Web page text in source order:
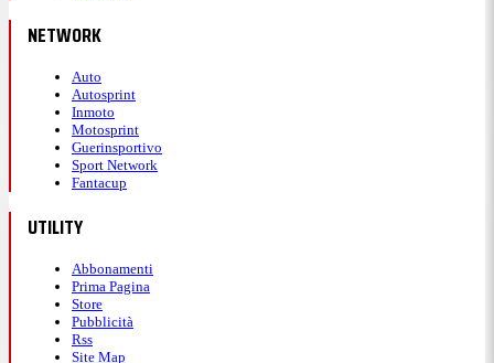
NETWORK
Auto
Autosprint
Inmoto
Motosprint
Guerinsportivo
Sport Network
Fantacup
UTILITY
Abbonamenti
Prima Pagina
Store
Pubblicità
Rss
Site Map